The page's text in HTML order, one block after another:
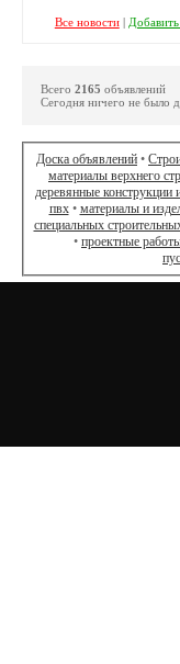
Все новости|
Всего 2165 объявлений
Сегодня ничего не было
Доска объявлений •
материалы верхнего
деревянные конструкции
пвх• материалы и
специальных
• проектные